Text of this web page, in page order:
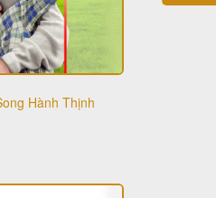
Hành Thịnh